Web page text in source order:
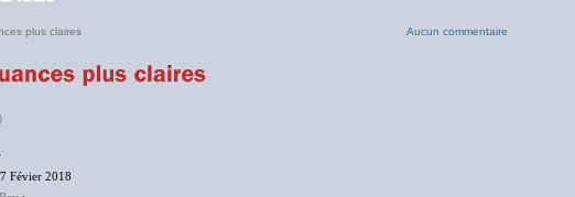
plus claires Aucun commentaire
Févier 2018